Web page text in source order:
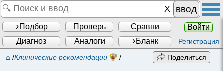
ввод
Подбор Проверь Сравни
Войти
Диагноз
Аналоги Бланк Регистрация
⌂ /Клинические рекомендации / Поделиться